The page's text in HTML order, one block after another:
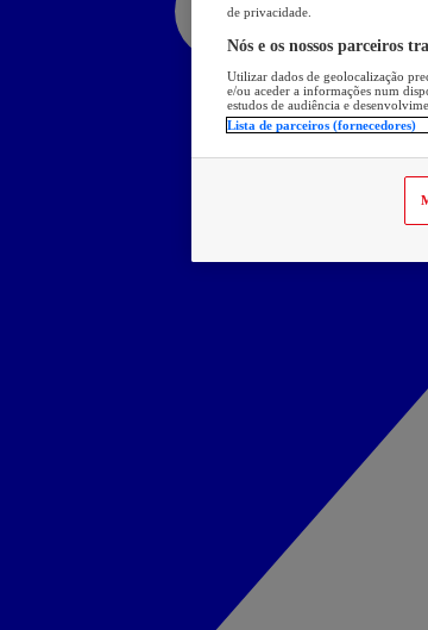
de privacidade.
Nós e os nossos parceiros
Utilizar dados de geolocalização
e/ou aceder a informações num
estudos de audiência e
Lista de parceiros (fornecedores)